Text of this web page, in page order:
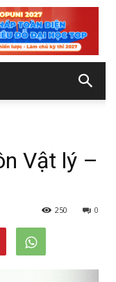
Vật lý –
0
250